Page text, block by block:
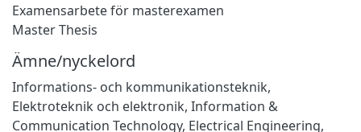
Examensarbete för masterexamen
Master Thesis
Ämne/nyckelord
Informations- och kommunikationsteknik,
Elektroteknik och elektronik, Information &
Communication Technology, Electrical Engineering,